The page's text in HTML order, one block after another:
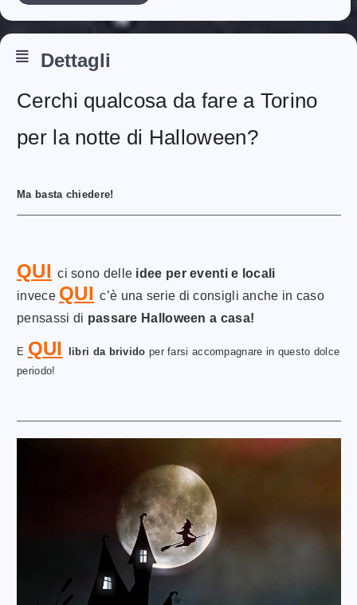
Dettagli
Cerchi qualcosa da fare a Torino
per la notte di Halloween?
Ma basta chiedere!
QUI ci sono delle idee per eventi e locali
invece QUI c’è una serie di consigli anche in caso
pensassi di passare Halloween a casa!
E QUI libri da brivido per farsi accompagnare in questo dolce
periodo!